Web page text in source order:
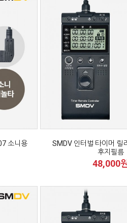
소니용
SMDV 인터벌 타이머 릴
후지필름
48,000